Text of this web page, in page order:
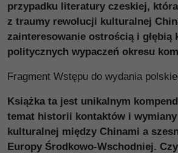
przypadku literatury czeskiej,
z traumy rewolucji kulturalnej
zainteresowanie ostrością i głębią
politycznych wypaczeń okresu
Fragment Wstępu do wydania
Książka ta jest unikalnym
temat historii kontaktów i
kulturalnej między Chinami a
Europy Środkowo-Wschodniej.